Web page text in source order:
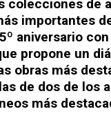
colecciones de
importantes
aniversario
propone un
obras más
de dos de los
más